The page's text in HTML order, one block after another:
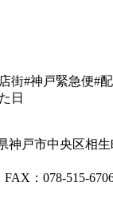
街#神戸緊急便#
日
戸市中央区相生
：078-515-